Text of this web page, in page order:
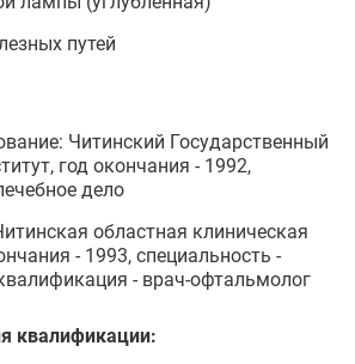
путей
Читинский Государственный
год окончания - 1992,
дело
областная клиническая
- 1993, специальность -
- врач-офтальмолог
квалификации: